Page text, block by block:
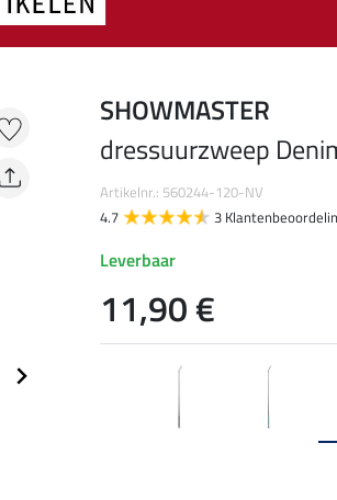
SHOWMASTER
dressuurzweep
Artikelnr.: 560244-120-NV
4.7
3
Leverbaar
11,90 €